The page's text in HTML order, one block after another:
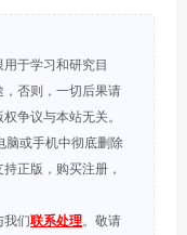
于学习和研究目
否则，一切后果请
争议与本站无关。
脑或手机中彻底删除
正版，购买注册，
我们联系处理。敬请